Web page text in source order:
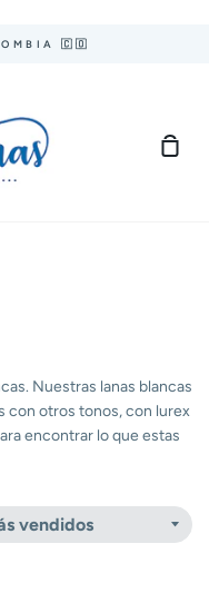
🇨🇴
Nuestras lanas blancas
con otros tonos, con lurex
encontrar lo que estas